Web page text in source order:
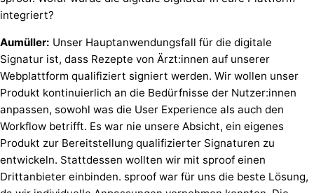
integriert?
Aumüller: Unser Hauptanwendungsfall für die digitale
Signatur ist, dass Rezepte von Ärzt:innen auf unserer
Webplattform qualifiziert signiert werden. Wir wollen unser
Produkt kontinuierlich an die Bedürfnisse der Nutzer:innen
anpassen, sowohl was die User Experience als auch den
Workflow betrifft. Es war nie unsere Absicht, ein eigenes
Produkt zur Bereitstellung qualifizierter Signaturen zu
entwickeln. Stattdessen wollten wir mit sproof einen
Drittanbieter einbinden. sproof war für uns die beste Lösung,